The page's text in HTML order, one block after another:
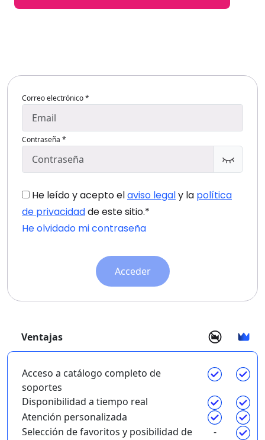
Correo electrónico *
Contraseña *
He leído y acepto elaviso legaly la política
de privacidadde este sitio.*
He olvidado mi contraseña
Acceder
Ventajas
Acceso a catálogo completo de
soportes
Disponibilidad a tiempo real
Atención personalizada
Selección de favoritos y posibilidad de
-